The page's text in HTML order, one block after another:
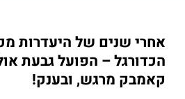
אחרי שנים של היעדרות
הכדורגל – הפועל גבעת
קאמבק מרגש, ובענק!
ירושלים
תל אביב